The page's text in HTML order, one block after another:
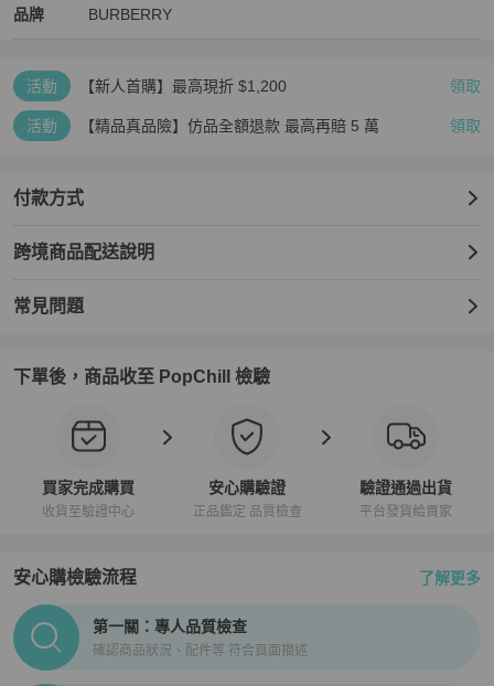
內部：摩擦痕跡、污漬
邊角：輕微磨損
氣味：有存放（儲存）氣味。
其他備註：-
【PopChill 台灣購物保障】
★下單時於 PopChill 付費台幣499元加購安心購（正品鑑定）與（品
質檢查）服務，意即商品抵達台灣時，由PopChill進行開箱錄影比對
供拍照服務，買家有權利取消訂單，無須支付任何費用。
【PopChill 香港購物保障】
證）與（品質檢查）服務，意即商品抵達香港時，由PopChill進行開
照服務，買家有權利取消訂單，無須支付任何費用。
★若商品不通過PopChill 的品質檢查和鑑定，您的訂單將被取消，系
統自動退回整張訂單的金額（包含安心購費用）。
【寄送時程相關】
★ 空運直送 │ 縮短您的等待時間
★ 依寄達國家區域、驗關、航班或氣候等不可控制因素而異。
品牌
BURBERRY精品女包品牌介紹
BURBERRY
BURBERRY推薦清單
活動 【新人首購】最高現折 $1,200 領取
活動 【精品真品險】仿品全額退款 最高再賠 5 萬 領取
付款方式
跨境商品配送說明
常見問題
下單後，商品收至 PopChill 檢驗
買家完成購買
收貨至驗證中心
安心購驗證
正品鑑定 品質檢查
驗證通過出貨
平台發貨給買家
安心購檢驗流程 了解更多
PopChill拍拍圈正品驗證、安心購檢驗流程介紹
第一關：專人品質檢查
確認商品狀況、配件等 符合頁面描述